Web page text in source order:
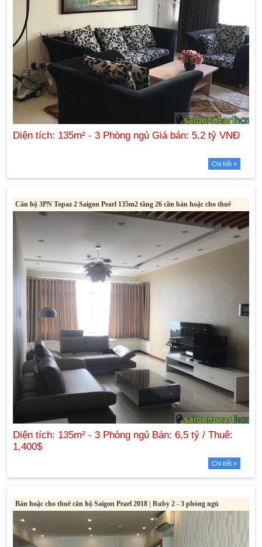
Chi tiết »
Căn hộ 3PN Topaz 2 Saigon Pearl 135m2 tầng 26 cần bán hoặc cho thuê
Chi tiết »
Bán hoặc cho thuê căn hộ Saigon Pearl 2018 | Ruby 2 - 3 phòng ngủ